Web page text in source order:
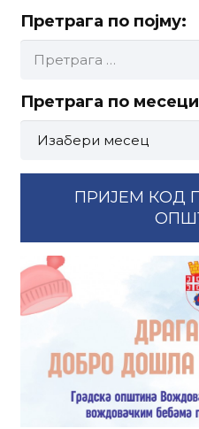
Претрага по појму:
за:
Претрага по
месецима:
ПРИЈЕМ КОД